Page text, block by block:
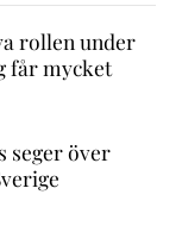
rollen under
får mycket
seger över